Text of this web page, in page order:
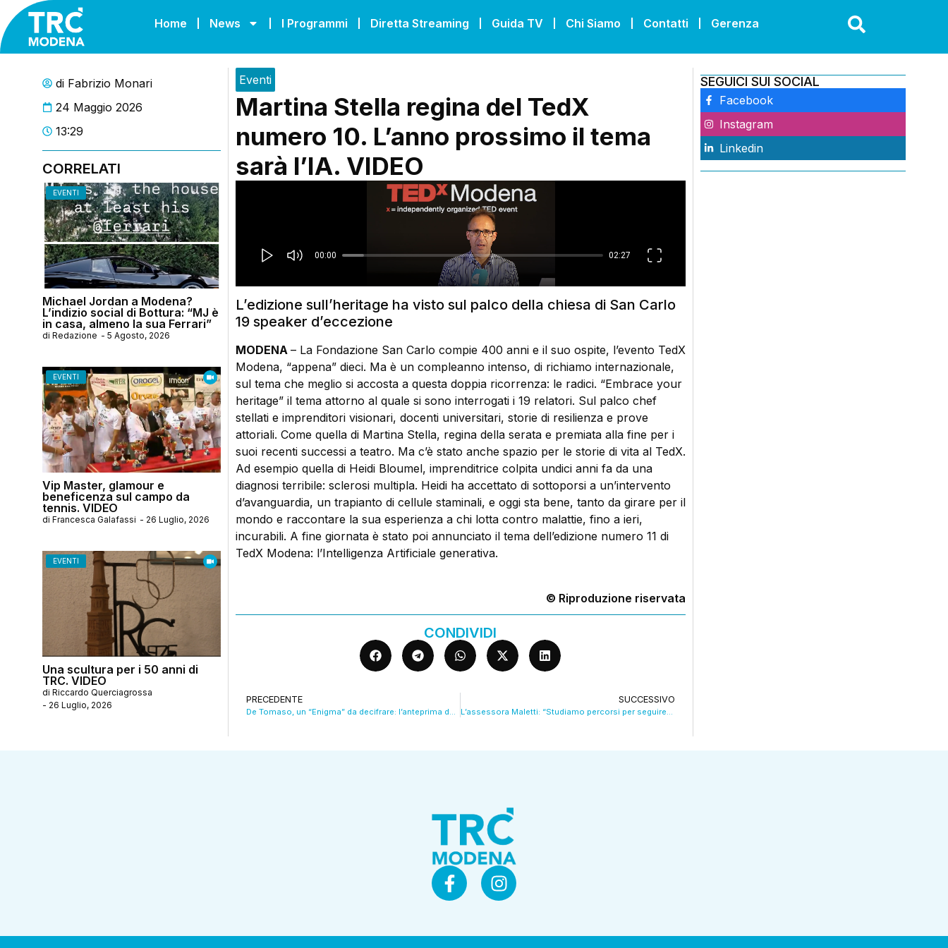
Home News I Programmi Diretta Streaming Guida TV Chi Siamo Contatti Gerenza
di Fabrizio Monari
24 Maggio 2026
13:29
CORRELATI
EVENTI
Michael Jordan a Modena?
L’indizio social di Bottura: “MJ è
in casa, almeno la sua Ferrari”
di Redazione - 5 Agosto, 2026
EVENTI
Vip Master, glamour e
beneficenza sul campo da
tennis. VIDEO
di Francesca Galafassi - 26 Luglio, 2026
EVENTI
Una scultura per i 50 anni di
TRC. VIDEO
di Riccardo Querciagrossa
- 26 Luglio, 2026
Eventi
Martina Stella regina del TedX
numero 10. L’anno prossimo il tema
sarà l’IA. VIDEO
L’edizione sull’heritage ha visto sul palco della chiesa di San Carlo
19 speaker d’eccezione
MODENA – La Fondazione San Carlo compie 400 anni e il suo ospite, l’evento TedX
Modena, “appena” dieci. Ma è un compleanno intenso, di richiamo internazionale,
sul tema che meglio si accosta a questa doppia ricorrenza: le radici. “Embrace your
heritage” il tema attorno al quale si sono interrogati i 19 relatori. Sul palco chef
stellati e imprenditori visionari, docenti universitari, storie di resilienza e prove
attoriali. Come quella di Martina Stella, regina della serata e premiata alla fine per i
suoi recenti successi a teatro. Ma c’è stato anche spazio per le storie di vita al TedX.
Ad esempio quella di Heidi Bloumel, imprenditrice colpita undici anni fa da una
diagnosi terribile: sclerosi multipla. Heidi ha accettato di sottoporsi a un’intervento
d’avanguardia, un trapianto di cellule staminali, e oggi sta bene, tanto da girare per il
mondo e raccontare la sua esperienza a chi lotta contro malattie, fino a ieri,
incurabili. A fine giornata è stato poi annunciato il tema dell’edizione numero 11 di
TedX Modena: l’Intelligenza Artificiale generativa.
© Riproduzione riservata
CONDIVIDI
PRECEDENTE
De Tomaso, un “Enigma” da decifrare: l’anteprima del Cinematic Motor Fest
SUCCESSIVO
L’assessora Maletti: “Studiamo percorsi per seguire chi lascia i servizi di salute mentale”
SEGUICI SUI SOCIAL
Facebook
Instagram
Linkedin